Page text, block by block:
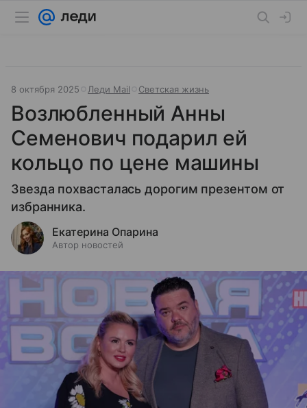
8 октября 2025 Леди Mail Светская жизнь
Возлюбленный Анны
Семенович подарил ей
кольцо по цене машины
Звезда похвасталась дорогим презентом от
избранника.
Екатерина Опарина
Автор новостей